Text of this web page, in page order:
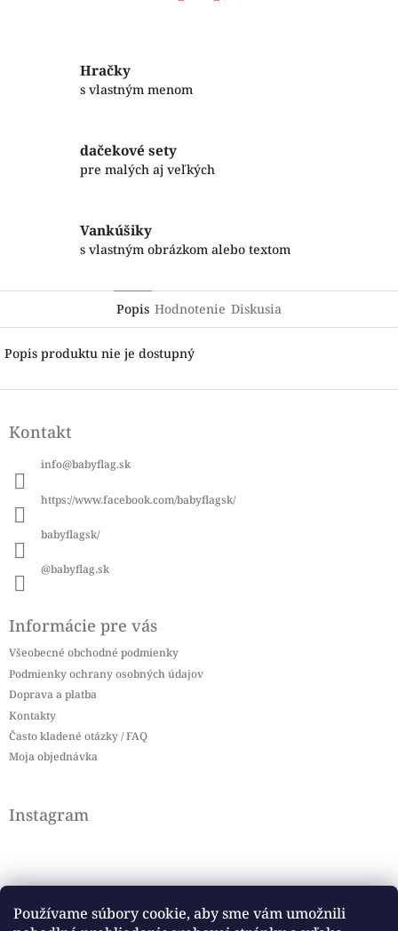
Používame súbory cookie, aby sme vám umožnili
Hračky
s vlastným menom
dačekové sety
pre malých aj veľkých
Vankúšiky
s vlastným obrázkom alebo textom
Popis Hodnotenie Diskusia
Popis produktu nie je dostupný
pKontakt
info@babyflag.sk
https://www.facebook.com/babyflagsk/
babyflagsk/
@babyflag.sk
Informácie pre vás
Všeobecné obchodné podmienky
Podmienky ochrany osobných údajov
Doprava a platba
Kontakty
Často kladené otázky / FAQ
Moja objednávka
Instagram